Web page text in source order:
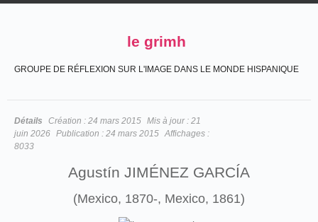
le grimh
GROUPE DE RÉFLEXION SUR L'IMAGE DANS LE MONDE HISPANIQUE
Détails Création : 24 mars 2015 Mis à jour : 21
juin 2026 Publication : 24 mars 2015 Affichages :
8033
Agustín JIMÉNEZ GARCÍA
(Mexico, 1870-, Mexico, 1861)